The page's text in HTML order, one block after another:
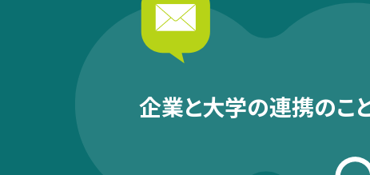
企業と大学の連携のこと